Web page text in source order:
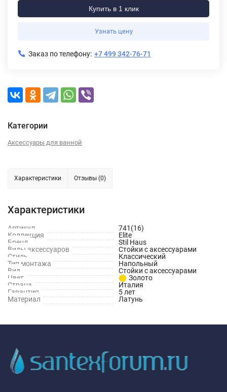
Купить в 1 клик
Узнать цену
Заказ по телефону: +7 499 342-76-71
Категории
Аксессуары для ванной
Характеристики Отзывы (0)
Характеристики
Артикул
741(16)
Коллекция
Elite
Бренд
Stil Haus
Виды аксессуаров
Стойки с аксессуарами
Стиль
Классический
Тип монтажа
Напольный
Вид
Стойки с аксессуарами
Цвет
Золото
Страна
Италия
Гарантия
5 лет
Материал
Латунь